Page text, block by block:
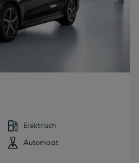
Elektrisch
Automaat